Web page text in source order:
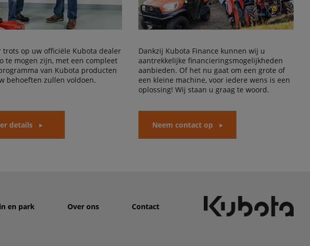
trots op uw officiële Kubota dealer
te mogen zijn, met een compleet
van Kubota producten
behoeften zullen voldoen.
details
Dankzij Kubota Finance kunnen wij u
aantrekkelijke financieringsmogelijkheden
aanbieden. Of het nu gaat om een grote of
een kleine machine, voor iedere wens is een
oplossing! Wij staan u graag te woord.
Neem contact op
en park Over ons Contact